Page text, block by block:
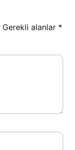
Gerekli alanlar *